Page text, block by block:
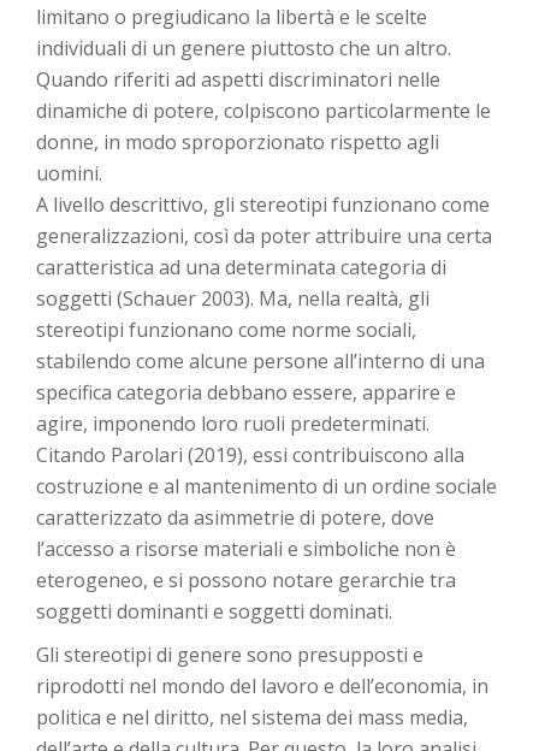
limitano o pregiudicano la libertà e le scelte
individuali di un genere piuttosto che un altro.
Quando riferiti ad aspetti discriminatori nelle
dinamiche di potere, colpiscono particolarmente le
donne, in modo sproporzionato rispetto agli
uomini.
A livello descrittivo, gli stereotipi funzionano come
generalizzazioni, così da poter attribuire una certa
caratteristica ad una determinata categoria di
soggetti (Schauer 2003). Ma, nella realtà, gli
stereotipi funzionano come norme sociali,
stabilendo come alcune persone all’interno di una
specifica categoria debbano essere, apparire e
agire, imponendo loro ruoli predeterminati.
Citando Parolari (2019), essi contribuiscono alla
costruzione e al mantenimento di un ordine sociale
caratterizzato da asimmetrie di potere, dove
l’accesso a risorse materiali e simboliche non è
eterogeneo, e si possono notare gerarchie tra
soggetti dominanti e soggetti dominati.
Gli stereotipi di genere sono presupposti e
riprodotti nel mondo del lavoro e dell’economia, in
politica e nel diritto, nel sistema dei mass media,